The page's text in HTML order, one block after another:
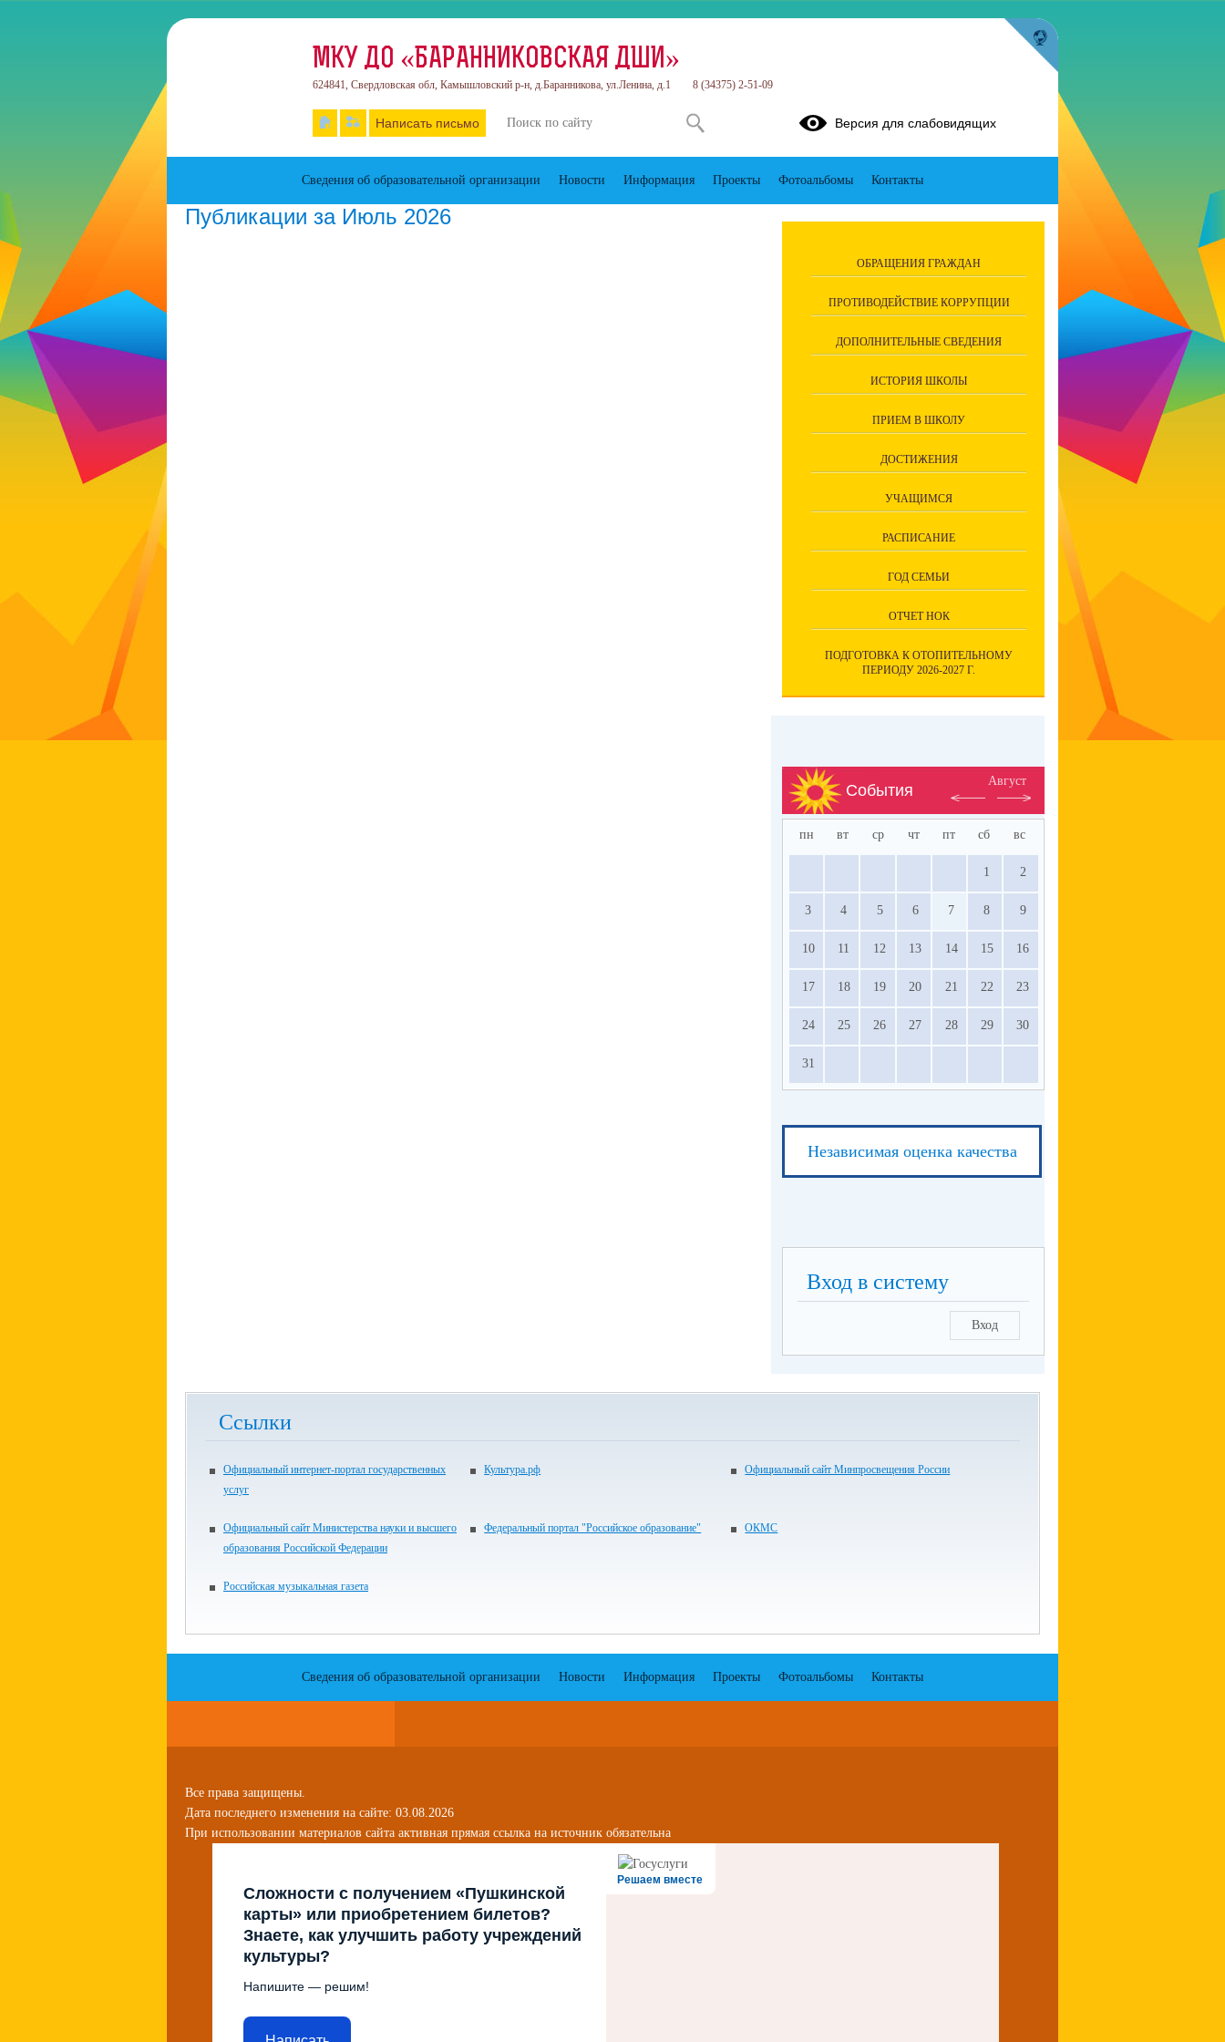
Публикации за Июль 2026
ОБРАЩЕНИЯ ГРАЖДАН
ПРОТИВОДЕЙСТВИЕ КОРРУПЦИИ
ДОПОЛНИТЕЛЬНЫЕ СВЕДЕНИЯ
ИСТОРИЯ ШКОЛЫ
ПРИЕМ В ШКОЛУ
ДОСТИЖЕНИЯ
УЧАЩИМСЯ
РАСПИСАНИЕ
ГОД СЕМЬИ
ОТЧЕТ НОК
ПОДГОТОВКА К ОТОПИТЕЛЬНОМУ
ПЕРИОДУ 2026-2027 Г.
События
Август
пн вт ср чт пт сб вс
1 2
3 4 5 6 7 8 9
10 11 12 13 14 15 16
17 18 19 20 21 22 23
24 25 26 27 28 29 30
31
Независимая оценка качества
Вход в систему
Вход
Ссылки
Официальный интернет-портал государственных
услуг
Культура.рф Официальный сайт Минпросвещения России
Официальный сайт Министерства науки и высшего
образования Российской Федерации
Федеральный портал "Российское образование" ОКМС
Российская музыкальная газета
МКУ ДО «БАРАННИКОВСКАЯ ДШИ»
624841, Свердловская обл, Камышловский р-н, д.Баранникова, ул.Ленина, д.1 8 (34375) 2-51-09
Написать письмо Версия для слабовидящих
Сведения об образовательной организации Новости Информация Проекты Фотоальбомы Контакты
Сведения об образовательной организации Новости Информация Проекты Фотоальбомы Контакты
Все права защищены.
Дата последнего изменения на сайте: 03.08.2026
При использовании материалов сайта активная прямая ссылка на источник обязательна
Решаем вместе
Сложности с получением «Пушкинской
карты» или приобретением билетов?
Знаете, как улучшить работу учреждений
культуры?
Напишите — решим!